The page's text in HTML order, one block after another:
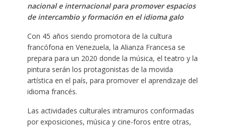
nacional e internacional para promover espacios
de intercambio y formación en el idioma galo
Con 45 años siendo promotora de la cultura
francófona en Venezuela, la Alianza Francesa se
prepara para un 2020 donde la música, el teatro y la
pintura serán los protagonistas de la movida
artística en el país, para promover el aprendizaje del
idioma francés.
Las actividades culturales intramuros conformadas
por exposiciones, música y cine-foros entre otras,